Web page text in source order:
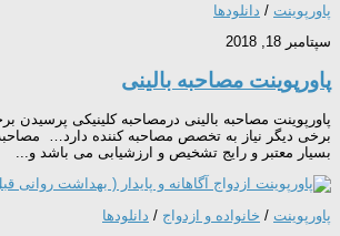
پاورپوینت / دانلودها
سپتامبر 18, 2018
پاورپوینت مصاحبه بالینی
پاورپوینت مصاحبه بالینی درمصاحبه کلینیکی پرسیدن
برخی دیگر نیاز به تخصص مصاحبه کننده دارد…
بسیار معتبر و رایج تشخیص و ارزشیابی می باشد و...
پاورپوینت / خانواده و ازدواج / دانلودها